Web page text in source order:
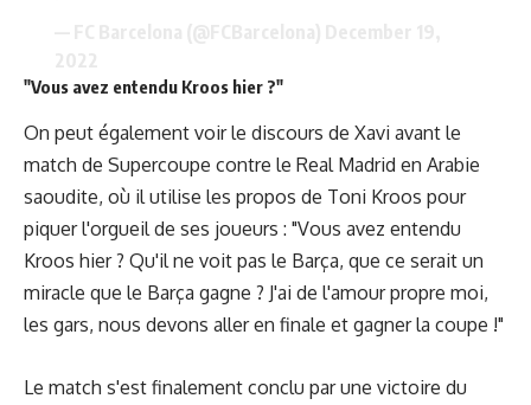
"Vous avez entendu Kroos hier ?"
On peut également voir le discours de Xavi avant le
match de Supercoupe contre le Real Madrid en Arabie
saoudite, où il utilise les propos de Toni Kroos pour
piquer l'orgueil de ses joueurs : "Vous avez entendu
Kroos hier ? Qu'il ne voit pas le Barça, que ce serait un
miracle que le Barça gagne ? J'ai de l'amour propre moi,
les gars, nous devons aller en finale et gagner la coupe !"
Le match s'est finalement conclu par une victoire du